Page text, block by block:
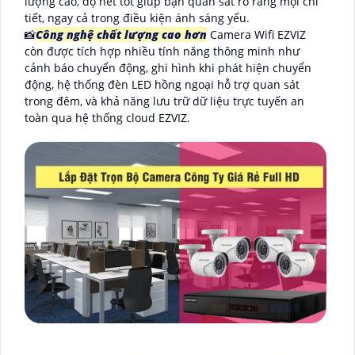
tiết, ngay cả trong điều kiện ánh sáng yếu.
📸Công nghệ chất lượng cao hơn Camera Wifi EZVIZ
còn được tích hợp nhiều tính năng thông minh như
cảnh báo chuyển động, ghi hình khi phát hiện chuyển
động, hệ thống đèn LED hồng ngoại hỗ trợ quan sát
trong đêm, và khả năng lưu trữ dữ liệu trực tuyến an
toàn qua hệ thống cloud EZVIZ.